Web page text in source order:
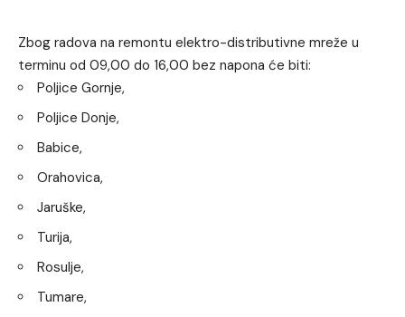
Zbog radova na remontu elektro-distributivne mreže u
terminu od 09,00 do 16,00 bez napona će biti:
Poljice Gornje,
Poljice Donje,
Babice,
Orahovica,
Jaruške,
Turija,
Rosulje,
Tumare,